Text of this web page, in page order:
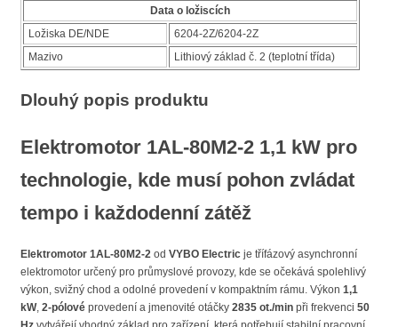
Data o ložiscích
Ložiska DE/NDE
6204-2Z/6204-2Z
Mazivo
Lithiový základ č. 2 (teplotní třída)
Dlouhý popis produktu
Elektromotor 1AL-80M2-2 1,1 kW pro
technologie, kde musí pohon zvládat
tempo i každodenní zátěž
Elektromotor 1AL-80M2-2 od VYBO Electric je třífázový asynchronní
elektromotor určený pro průmyslové provozy, kde se očekává spolehlivý
výkon, svižný chod a odolné provedení v kompaktním rámu. Výkon 1,1
kW, 2-pólové provedení a jmenovité otáčky 2835 ot./min při frekvenci 50